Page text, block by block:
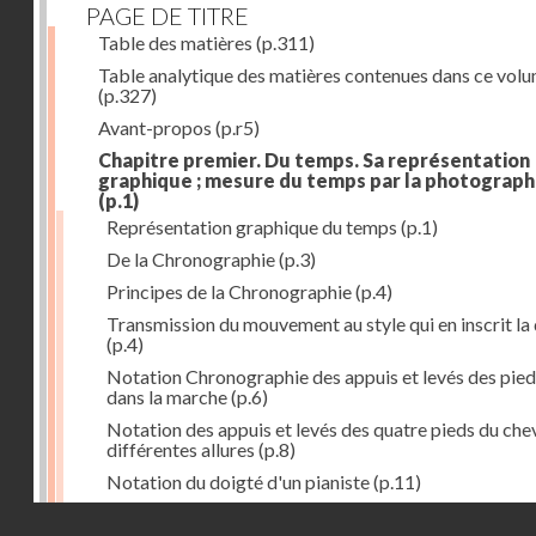
PAGE DE TITRE
Table des matières (p.311)
Table analytique des matières contenues dans ce
(p.327)
Avant-propos (p.r5)
Chapitre premier. Du temps. Sa représentation
graphique ; mesure du temps par la
(p.1)
Représentation graphique du temps (p.1)
De la Chronographie(p.3)
Principes de la Chronographie(p.4)
Transmission du mouvement au style qui en inscrit la
(p.4)
Notation Chronographie des appuis et levés des
dans la marche(p.6)
Notation des appuis et levés des quatre pieds du
différentes allures (p.8)
Notation du doigté d'un pianiste(p.11)